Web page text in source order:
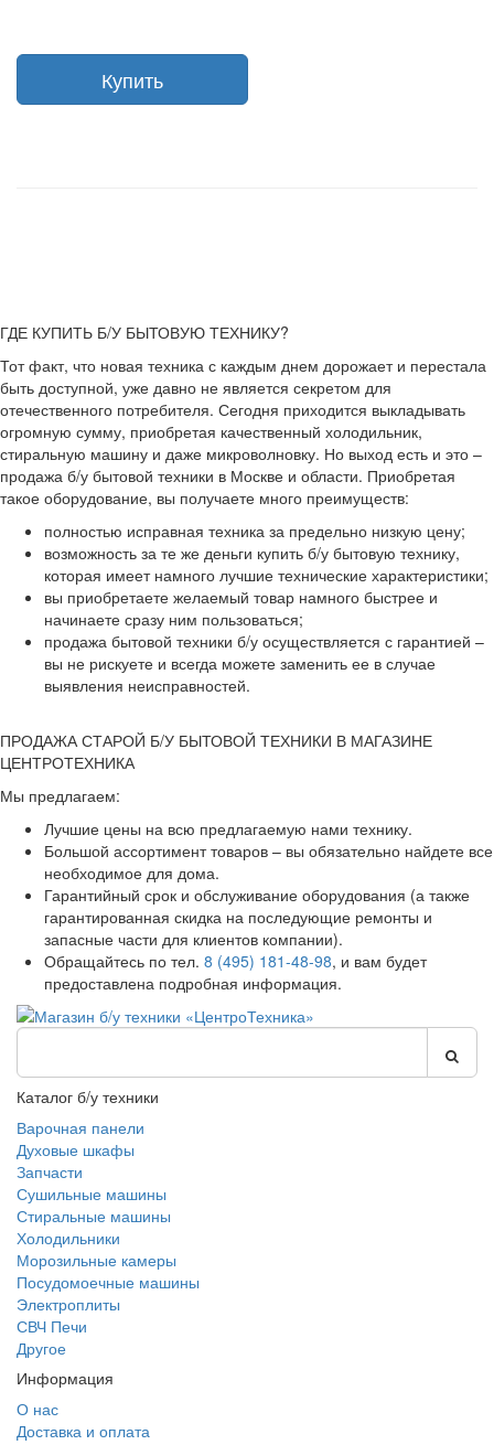
ГДЕ КУПИТЬ Б/У БЫТОВУЮ ТЕХНИКУ?
Тот факт, что новая техника с каждым днем дорожает и перестала
быть доступной, уже давно не является секретом для
отечественного потребителя. Сегодня приходится выкладывать
огромную сумму, приобретая качественный холодильник,
стиральную машину и даже микроволновку. Но выход есть и это –
продажа б/у бытовой техники в Москве и области. Приобретая
такое оборудование, вы получаете много преимуществ:
полностью исправная техника за предельно низкую цену;
возможность за те же деньги купить б/у бытовую технику,
которая имеет намного лучшие технические характеристики;
вы приобретаете желаемый товар намного быстрее и
начинаете сразу ним пользоваться;
продажа бытовой техники б/у осуществляется с гарантией –
вы не рискуете и всегда можете заменить ее в случае
выявления неисправностей.
ПРОДАЖА СТАРОЙ Б/У БЫТОВОЙ ТЕХНИКИ В МАГАЗИНЕ
ЦЕНТРОТЕХНИКА
Мы предлагаем:
Лучшие цены на всю предлагаемую нами технику.
Большой ассортимент товаров – вы обязательно найдете все
необходимое для дома.
Гарантийный срок и обслуживание оборудования (а также
гарантированная скидка на последующие ремонты и
запасные части для клиентов компании).
Обращайтесь по тел. 8 (495) 181-48-98, и вам будет
предоставлена подробная информация.
Каталог б/у техники
Варочная панели
Духовые шкафы
Запчасти
Сушильные машины
Стиральные машины
Холодильники
Морозильные камеры
Посудомоечные машины
Электроплиты
СВЧ Печи
Другое
Информация
О нас
Доставка и оплата